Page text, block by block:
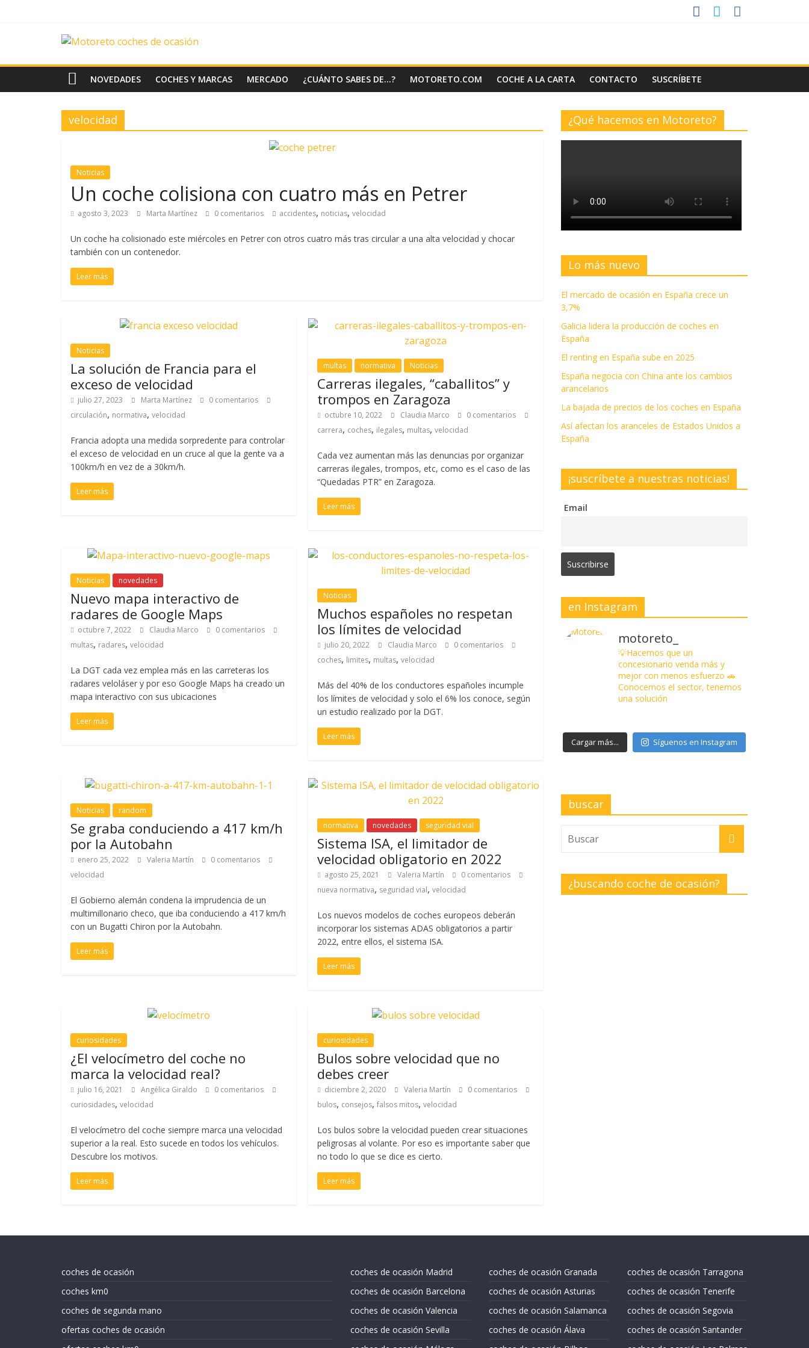
News
Motoreto
Noticias
de
ocasión
NOVEDADES COCHES Y MARCAS MERCADO ¿CUÁNTO SABES DE…? MOTORETO.COM COCHE A LA CARTA CONTACTO SUSCRÍBETE
velocidad
Noticias
Un coche colisiona con cuatro más en Petrer
agosto 3, 2023 Marta Martínez 0 comentarios accidentes, noticias, velocidad
Un coche ha colisionado este miércoles en Petrer con otros cuatro más tras circular a una alta velocidad y chocar
también con un contenedor.
Leer más
Noticias
La solución de Francia para el
exceso de velocidad
julio 27, 2023 Marta Martínez
0 comentarios
circulación, normativa, velocidad
Francia adopta una medida sorpredente para controlar
el exceso de velocidad en un cruce al que la gente va a
100km/h en vez de a 30km/h.
Leer más
multas normativa Noticias
Carreras ilegales, “caballitos” y
trompos en Zaragoza
octubre 10, 2022 Claudia Marco
0 comentarios
carrera, coches, ilegales, multas,velocidad
Cada vez aumentan más las denuncias por organizar
carreras ilegales, trompos, etc, como es el caso de las
“Quedadas PTR” en Zaragoza.
Leer más
Noticias novedades
Nuevo mapa interactivo de
radares de Google Maps
octubre 7, 2022 Claudia Marco
0 comentarios
multas, radares, velocidad
La DGT cada vez emplea más en las carreteras los
radares veloláser y por eso Google Maps ha creado un
mapa interactivo con sus ubicaciones
Leer más
Noticias
Muchos españoles no respetan
los límites de velocidad
julio 20, 2022 Claudia Marco
0 comentarios
coches, limites, multas,velocidad
Más del 40% de los conductores españoles incumple
los límites de velocidad y solo el 6% los conoce, según
un estudio realizado por la DGT.
Leer más
Noticias random
Se graba conduciendo a 417 km/h
por la Autobahn
enero 25, 2022 Valeria Martín
0 comentarios
velocidad
El Gobierno alemán condena la imprudencia de un
multimillonario checo, que iba conduciendo a 417 km/h
con un Bugatti Chiron por la Autobahn.
Leer más
normativa novedades seguridad vial
Sistema ISA, el limitador de
velocidad obligatorio en 2022
agosto 25, 2021 Valeria Martín
0 comentarios
nueva normativa, seguridad vial,velocidad
Los nuevos modelos de coches europeos deberán
incorporar los sistemas ADAS obligatorios a partir
2022, entre ellos, el sistema ISA.
Leer más
curiosidades
¿El velocímetro del coche no
marca la velocidad real?
julio 16, 2021 Angélica Giraldo
0 comentarios
curiosidades, velocidad
El velocímetro del coche siempre marca una velocidad
superior a la real. Esto sucede en todos los vehículos.
Descubre los motivos.
Leer más
curiosidades
Bulos sobre velocidad que no
debes creer
diciembre 2, 2020 Valeria Martín
0 comentarios
bulos, consejos,falsos mitos,velocidad
Los bulos sobre la velocidad pueden crear situaciones
peligrosas al volante. Por eso es importante saber que
no todo lo que se dice es cierto.
Leer más
¿Qué hacemos en Motoreto?
Lo más nuevo
El mercado de ocasión en España crece un
3,7%
Galicia lidera la producción de coches en
España
El renting en España sube en 2025
España negocia con China ante los cambios
arancelarios
La bajada de precios de los coches en España
Así afectan los aranceles de Estados Unidos a
España
¡suscríbete a nuestras noticias!
Email
en Instagram
motoreto_
💡Hacemos que un
concesionario venda más y
mejor con menos esfuerzo 🚗
Conocemos el sector, tenemos
una solución
Cargar más... Síguenos en Instagram
buscar
¿buscando coche de ocasión?
coches de ocasión
coches km0
coches de segunda mano
ofertas coches de ocasión
coches de ocasión Madrid
coches de ocasión Barcelona
coches de ocasión Valencia
coches de ocasión Sevilla
coches de ocasión Granada
coches de ocasión Asturias
coches de ocasión Salamanca
coches de ocasión Álava
coches de ocasión Tarragona
coches de ocasión Tenerife
coches de ocasión Segovia
coches de ocasión Santander